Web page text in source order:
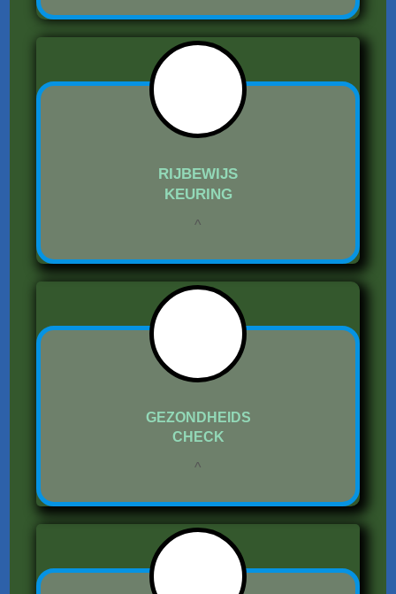
RIJBEWIJS
KEURING
^
GEZONDHEIDS
CHECK
^